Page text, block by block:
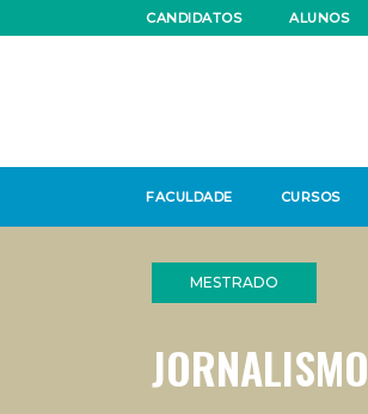
CANDIDATOS ALUNOS
FACULDADE CURSOS
MESTRADO
JORNALISMO